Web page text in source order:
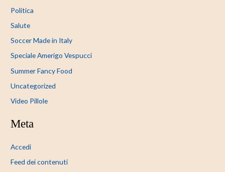
Politica
Salute
Soccer Made in Italy
Speciale Amerigo Vespucci
Summer Fancy Food
Uncategorized
Video Pillole
Meta
Accedi
Feed dei contenuti